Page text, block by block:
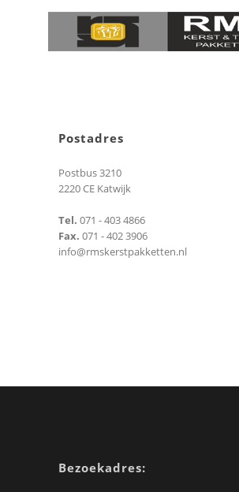
Postadres
Postbus 3210
2220 CE Katwijk
Tel. 071 - 403 4866
Fax. 071 - 402 3906
info@rmskerstpakketten.nl
Bezoekadres: